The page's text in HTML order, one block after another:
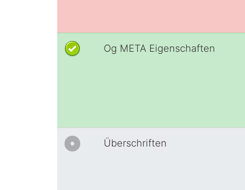
Og META Eigenschaften
Überschriften